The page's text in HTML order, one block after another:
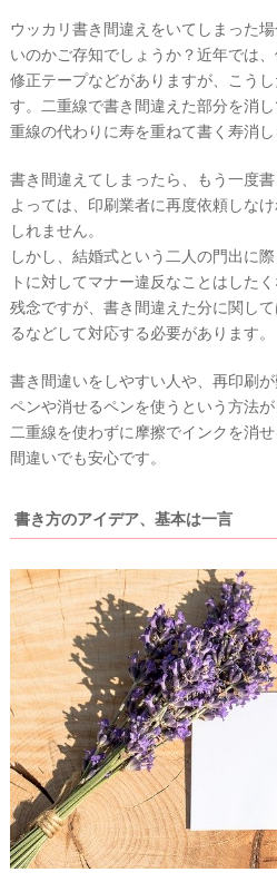
ウッカリ書き間違えをいてしまった
いのかご存知でしょうか？近年では
修正テープなどがありますが、こう
す。二重線で書き間違えた部分を消
重線の代わりに寿を重ねて書く寿消し
書き間違えてしまったら、もう一度
よっては、印刷業者に再度依頼しな
しれません。
しかし、結婚式という二人の門出に
トに対してマナー違反なことはしたく
残念ですが、書き間違えた分に関し
るなどして対応する必要があります。
書き間違いをしやすい人や、再印刷
ペンや消せるペンを使うという方法が
二重線を使わずに摩擦でインクを消
間違いでも安心です。
書き方のアイデア、基本は一言